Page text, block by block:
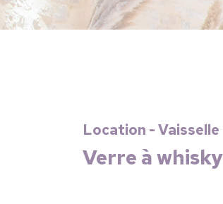
Location -
Verre à